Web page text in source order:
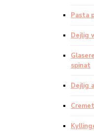
Pasta
Dejlig
spinat
Dejlig